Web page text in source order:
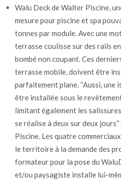
Walu Deck de Walter Piscine,
mesure pour piscine et spa
tonnes par module. Avec une
terrasse coulisse sur des rails
bombé non coupant. Ces
terrasse mobile, doivent être
parfaitement plane. “Aussi, une
être installée sous le
limitant également les
se réalise à deux sur deux
Piscine. Les quatre
le territoire à la demande des
formateur pour la pose du
et/ou paysagiste installe lui-